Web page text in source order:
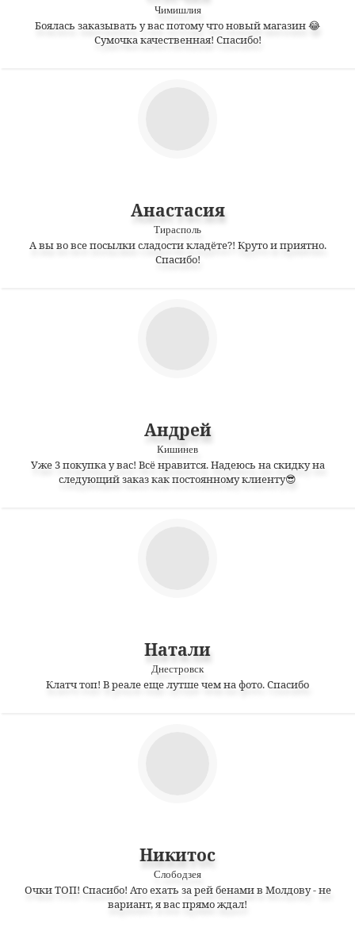
Чимишлия
Боялась заказывать у вас потому что новый магазин 😂
Сумочка качественная! Спасибо!
Анастасия
Тирасполь
А вы во все посылки сладости кладёте?! Круто и приятно.
Спасибо!
Андрей
Кишинев
Уже 3 покупка у вас! Всё нравится. Надеюсь на скидку на
следующий заказ как постоянному клиенту😎
Натали
Днестровск
Клатч топ! В реале еще лутше чем на фото. Спасибо
Никитос
Слободзея
Очки ТОП! Спасибо! Ато ехать за рей бенами в Молдову - не
вариант, я вас прямо ждал!